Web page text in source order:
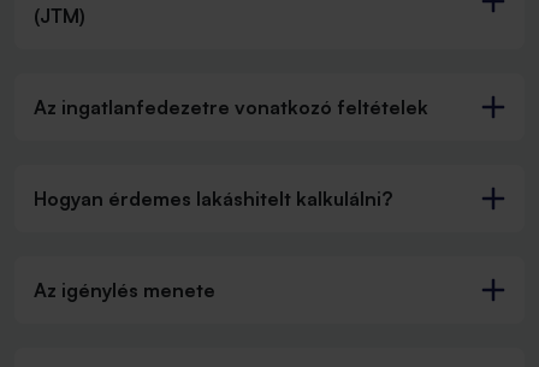
(JTM)
Az ingatlanfedezetre vonatkozó feltételek
Hogyan érdemes lakáshitelt kalkulálni?
Az igénylés menete